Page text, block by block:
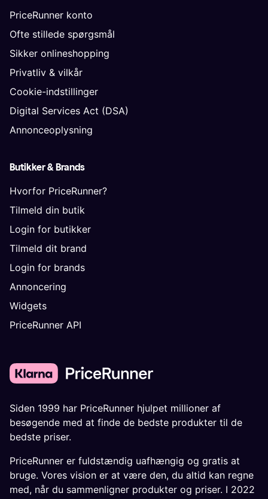
PriceRunner konto
Ofte stillede spørgsmål
Sikker onlineshopping
Privatliv & vilkår
Cookie-indstillinger
Digital Services Act (DSA)
Annonceoplysning
Butikker & Brands
Hvorfor PriceRunner?
Tilmeld din butik
Login for butikker
Tilmeld dit brand
Login for brands
Annoncering
Widgets
PriceRunner API
Siden 1999 har PriceRunner hjulpet millioner af
besøgende med at finde de bedste produkter til de
bedste priser.
PriceRunner er fuldstændig uafhængig og gratis at
bruge. Vores vision er at være den, du altid kan regne
med, når du sammenligner produkter og priser. I 2022